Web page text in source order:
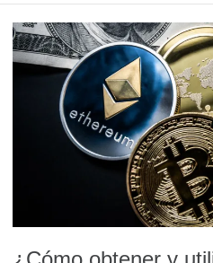
¿Cómo
obtener